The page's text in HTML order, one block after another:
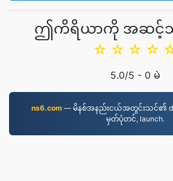
ဤကိရိယာကို အဆင့်သ
☆
☆
☆
☆
5.0/5 - 0 မဲ
ns6.com — မိနစ်အနည်းငယ်အတွင်းသင်၏
မှတ်ပုံတင်, launch.